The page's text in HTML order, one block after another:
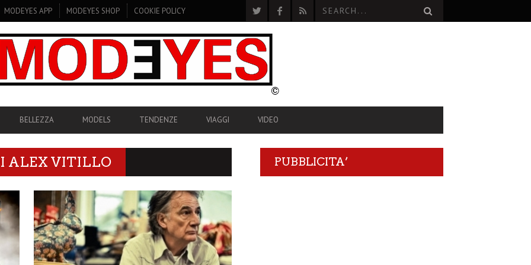
MODEYES APP MODEYES SHOP COOKIE POLICY
BELLEZZA MODELS TENDENZE VIAGGI VIDEO
ALEX VITILLO PUBBLICITA’